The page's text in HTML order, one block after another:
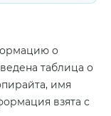
о
таблица о
имя
взята с